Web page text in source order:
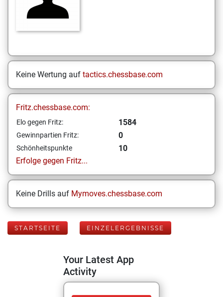
Keine Wertung auf tactics.chessbase.com
Fritz.chessbase.com:
Elo gegen Fritz: 1584
Gewinnpartien Fritz: 0
Schönheitspunkte
10
Erfolge gegen Fritz...
Keine Drills auf Mymoves.chessbase.com
STARTSEITE EINZELERGEBNISSE
Your Latest App
Activity